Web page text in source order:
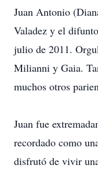
Juan Antonio
Valadez y el
julio de 2011.
Milianni y Gaia.
muchos otros
Juan fue
recordado como
disfrutó de vivir